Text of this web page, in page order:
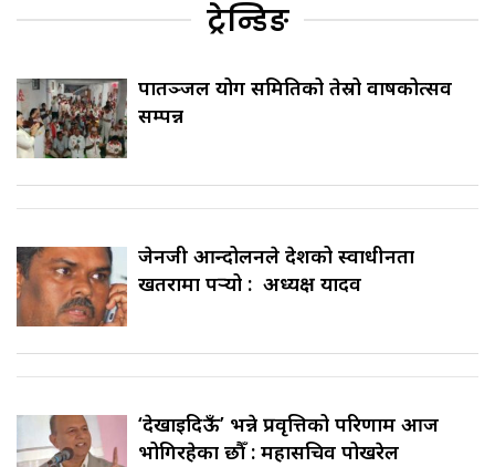
ट्रेन्डिङ
पातञ्जल योग समितिको तेस्रो वार्षिकोत्सव
सम्पन्न
जेनजी आन्दोलनले देशको स्वाधीनता
खतरामा पर्‍यो : अध्यक्ष यादव
‘देखाइदिऊँ’ भन्ने प्रवृत्तिको परिणाम आज
भोगिरहेका छौँ : महासचिव पोखरेल